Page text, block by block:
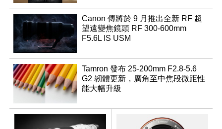
Canon 傳將於 9 月推出全新 RF 超
望遠變焦鏡頭 RF 300-600mm
F5.6L IS USM
Tamron 發布 25-200mm F2.8-5.6
G2 韌體更新，廣角至中焦段微距性
能大幅升級